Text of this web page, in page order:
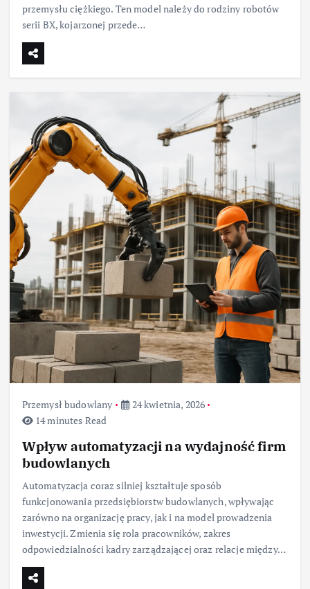
przemysłu ciężkiego. Ten model należy do rodziny robotów
serii BX, kojarzonej przede…
Przemysł budowlany
24 kwietnia, 2026
14 minutes Read
Wpływ automatyzacji na wydajność firm
budowlanych
Automatyzacja coraz silniej kształtuje sposób
funkcjonowania przedsiębiorstw budowlanych, wpływając
zarówno na organizację pracy, jak i na model prowadzenia
inwestycji. Zmienia się rola pracowników, zakres
odpowiedzialności kadry zarządzającej oraz relacje między…